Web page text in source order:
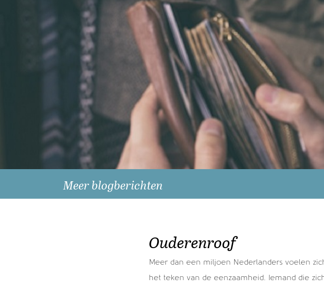
Meer blogberichten
Wees zeker van je zaak en laat het niet na
Geen
Ouderenroof
Meer dan een miljoen Nederlanders voelen
het teken van de eenzaamheid. Iemand die